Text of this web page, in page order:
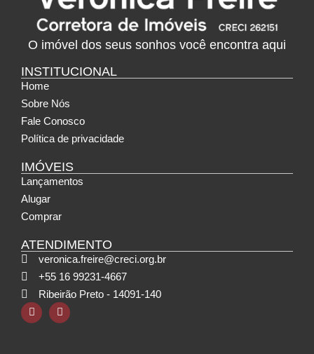
O imóvel dos seus sonhos você encontra aqui
INSTITUCIONAL
Home
Sobre Nós
Fale Conosco
Política de privacidade
IMÓVEIS
Lançamentos
Alugar
Comprar
ATENDIMENTO
veronica.freire@creci.org.br
+55 16 99231-4667
Ribeirão Preto - 14091-140